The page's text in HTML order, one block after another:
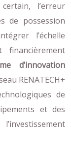
l’erreur
de possession
l’échelle
d’innovation
RENATECH+
de
et des